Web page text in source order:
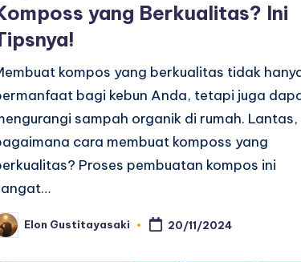
yang Berkualitas? Ini
kompos yang berkualitas tidak
bagi kebun Anda, tetapi juga
sampah organik di rumah. Lantas,
cara membuat komposs yang
Proses pembuatan kompos ini
Elon Gustitayasaki 20/11/2024